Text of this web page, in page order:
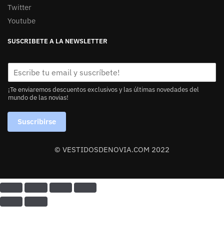
Twitter
Youtube
SUSCRIBETE A LA NEWSLETTER
¡Te enviaremos descuentos exclusivos y las últimas novedades del
mundo de las novias!
Suscribirse
© VESTIDOSDENOVIA.COM 2022